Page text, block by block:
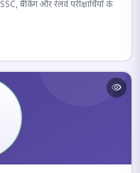
बैंकिंग और रेलवे परीक्षार्थियों के